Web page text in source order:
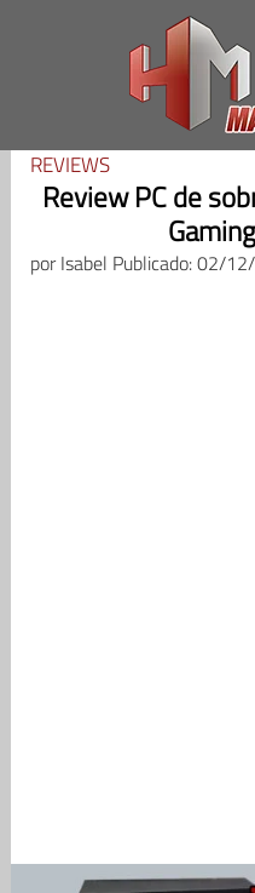
REVIEWS
Review PC de
porIsabel Publicado: 02/